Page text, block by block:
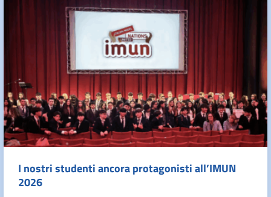
I nostri studenti ancora protagonisti all’IMUN
2026